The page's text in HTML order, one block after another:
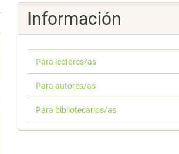
Información
Para lectores/as
Para autores/as
Para bibliotecarios/as